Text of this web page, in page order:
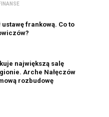
frankową. Co to
największą salę
Arche Nałęczów
rozbudowę